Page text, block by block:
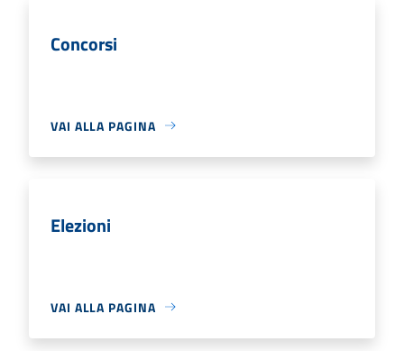
Concorsi
VAI ALLA PAGINA
Elezioni
VAI ALLA PAGINA